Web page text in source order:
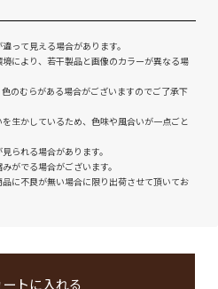
って見える場合があります。
により、若干製品と画像のカラーが異なる場
のむらがある場合がございますのでご了承下
生かしているため、色味や風合いが一点ごと
られる場合があります。
がでる場合がございます。
に不良が無い場合に限り出荷させて頂いてお
ートに入れる